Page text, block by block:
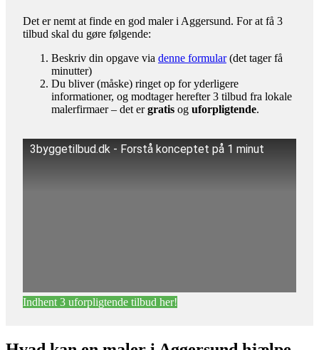
Det er nemt at finde en god maler i Aggersund. For at få 3
tilbud skal du gøre følgende:
Beskriv din opgave via denne formular(det tager få
minutter)
Du bliver (måske) ringet op for yderligere
informationer, og modtager herefter 3 tilbud fra lokale
malerfirmaer – det ergratis og uforpligtende.
3byggetilbud.dk - Forstå konceptet på 1 minut
Indhent 3 uforpligtende tilbud her!